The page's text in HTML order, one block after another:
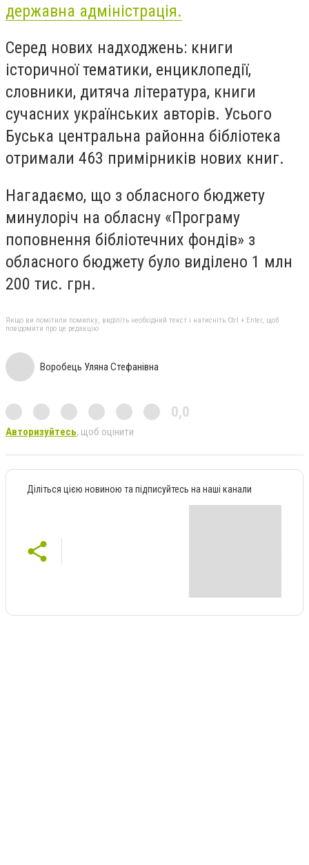
державна адміністрація.
Серед нових надходжень: книги
історичної тематики, енциклопедії,
словники, дитяча література, книги
сучасних українських авторів. Усього
Буська центральна районна бібліотека
отримали 463 примірників нових книг.
Нагадаємо, що з обласного бюджету
минулоріч на обласну «Програму
поповнення бібліотечних фондів» з
обласного бюджету було виділено 1 млн
200 тис. грн.
Якщо ви помітили помилку, виділіть необхідний текст і натисніть Ctrl + Enter, щоб
повідомити про це редакцію
Воробець Уляна Стефанівна
0,0
Авторизуйтесь, щоб оцінити
Діліться цією новиною та підписуйтесь на наші канали